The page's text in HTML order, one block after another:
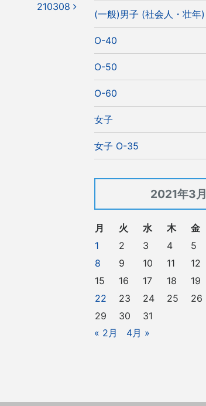
210308
(一般)男子 (社会人・壮年)
O-40
O-50
O-60
女子
女子 O-35
2021年3月
月 火 水 木 金
1
2 3 4 5
8
9 10 11 12
15
16 17 18 19
22
23 24 25 26
29
30
31
« 2月
4月 »